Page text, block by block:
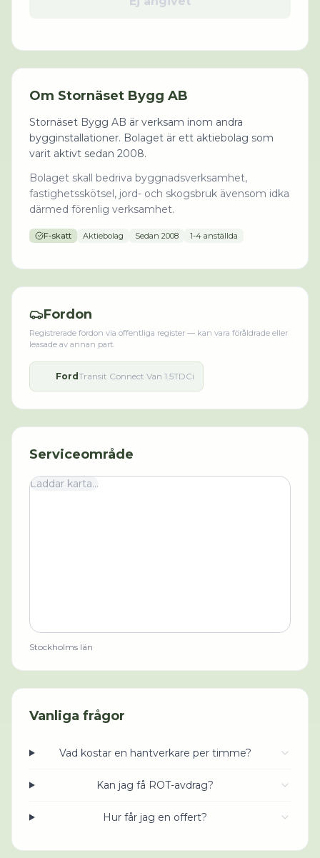
Om Stornäset Bygg AB
Stornäset Bygg AB är verksam inom andra
bygginstallationer. Bolaget är ett aktiebolag som
varit aktivt sedan 2008.
Bolaget skall bedriva byggnadsverksamhet,
fastighetsskötsel, jord- och skogsbruk ävensom idka
därmed förenlig verksamhet.
F-skatt Aktiebolag Sedan 2008 1-4 anställda
Fordon
Registrerade fordon via offentliga register — kan vara föråldrade eller
leasade av annan part.
Ford Transit Connect Van 1.5TDCi
Serviceområde
Laddar karta...
Stockholms län
Vanliga frågor
Vad kostar en hantverkare per timme?
Kan jag få ROT-avdrag?
Hur får jag en offert?